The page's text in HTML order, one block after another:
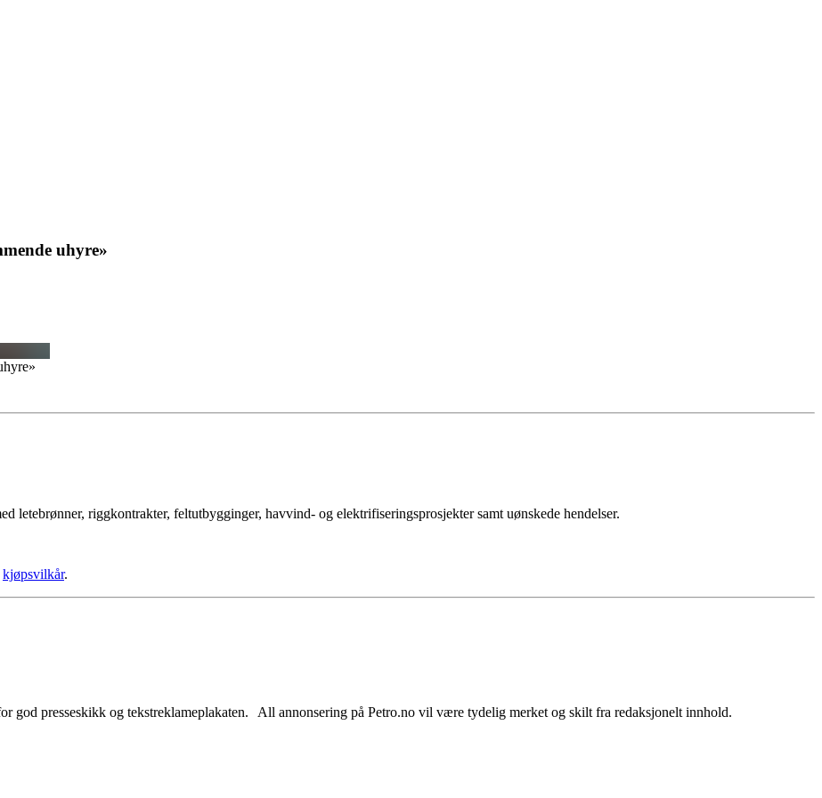
uhyre»
letebrønner, riggkontrakter, feltutbygginger, havvind- og elektrifiseringsprosjekter samt uønskede hendelser.
kjøpsvilkår.
god presseskikk og tekstreklameplakaten. All annonsering på Petro.no vil være tydelig merket og skilt fra redaksjonelt innhold.